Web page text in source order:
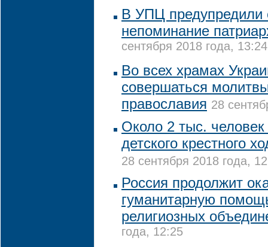
В УПЦ предупредили
непоминание
сентября 2018 года, 13:24
Во всех храмах
совершаться
православия 28
Около 2 тыс. человек
детского крестного
28 сентября 2018 года,
Россия продолжит
гуманитарную
религиозных
года, 12:25